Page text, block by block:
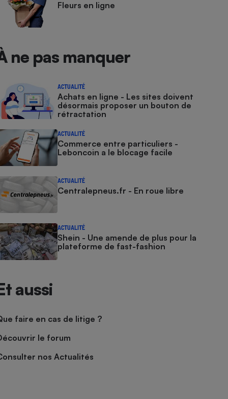
Fleurs en ligne
ne pas manquer
ACTUALITÉ
Achats en ligne - Les sites doivent
désormais proposer un bouton de
rétractation
ACTUALITÉ
Commerce entre particuliers -
Leboncoin a le blocage facile
ACTUALITÉ
Centralepneus.fr - En roue libre
ACTUALITÉ
Shein - Une amende de plus pour la
plateforme de fast-fashion
aussi
faire en cas de litige ?
le forum
nos Actualités